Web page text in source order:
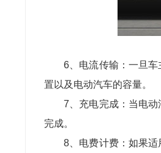
6、 电流传输：一旦
置以及电动汽车的容量。
7、 充电完成：当电
完成。
8、 电费计费：如果